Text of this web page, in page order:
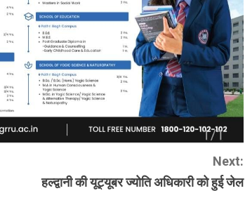
Next:
हल्द्वानी की यूट्यूबर ज्योति अधिकारी को हुई जेल